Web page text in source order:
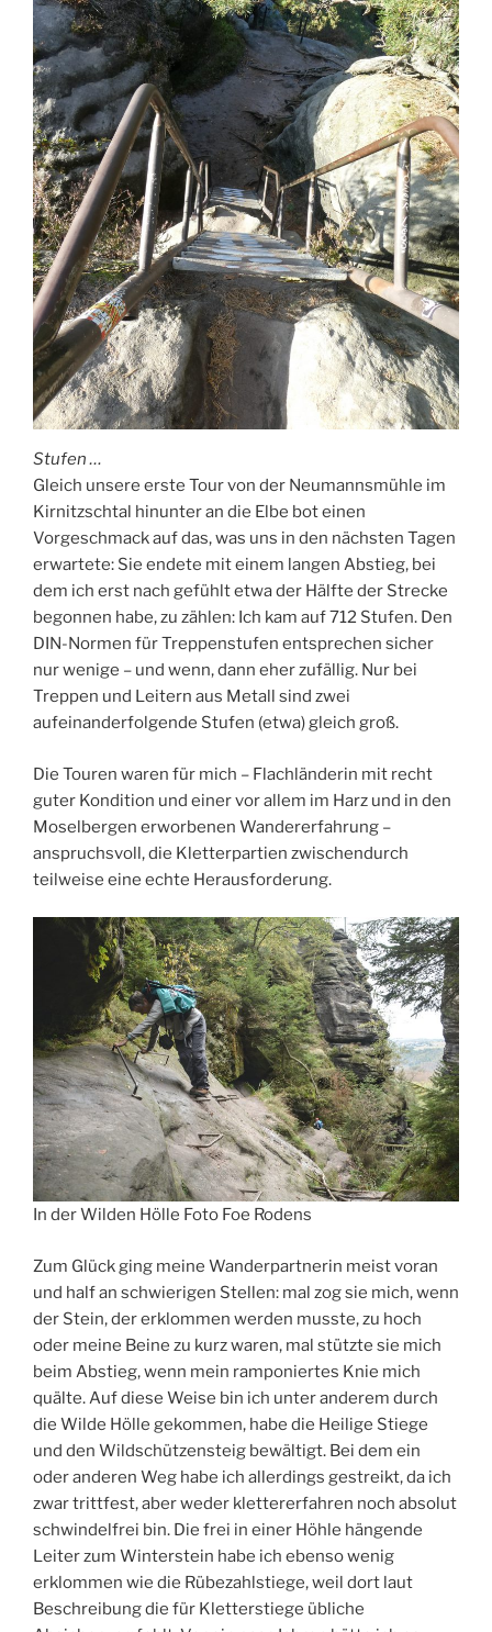
Stufen …
Gleich unsere erste Tour von der Neumannsmühle im
Kirnitzschtal hinunter an die Elbe bot einen
Vorgeschmack auf das, was uns in den nächsten Tagen
erwartete: Sie endete mit einem langen Abstieg, bei
dem ich erst nach gefühlt etwa der Hälfte der Strecke
begonnen habe, zu zählen: Ich kam auf 712 Stufen. Den
DIN-Normen für Treppenstufen entsprechen sicher
nur wenige – und wenn, dann eher zufällig. Nur bei
Treppen und Leitern aus Metall sind zwei
aufeinanderfolgende Stufen (etwa) gleich groß.
Die Touren waren für mich – Flachländerin mit recht
guter Kondition und einer vor allem im Harz und in den
Moselbergen erworbenen Wandererfahrung –
anspruchsvoll, die Kletterpartien zwischendurch
teilweise eine echte Herausforderung.
In der Wilden Hölle Foto Foe Rodens
Zum Glück ging meine Wanderpartnerin meist voran
und half an schwierigen Stellen: mal zog sie mich, wenn
der Stein, der erklommen werden musste, zu hoch
oder meine Beine zu kurz waren, mal stützte sie mich
beim Abstieg, wenn mein ramponiertes Knie mich
quälte. Auf diese Weise bin ich unter anderem durch
die Wilde Hölle gekommen, habe die Heilige Stiege
und den Wildschützensteig bewältigt. Bei dem ein
oder anderen Weg habe ich allerdings gestreikt, da ich
zwar trittfest, aber weder klettererfahren noch absolut
schwindelfrei bin. Die frei in einer Höhle hängende
Leiter zum Winterstein habe ich ebenso wenig
erklommen wie die Rübezahlstiege, weil dort laut
Beschreibung die für Kletterstiege übliche